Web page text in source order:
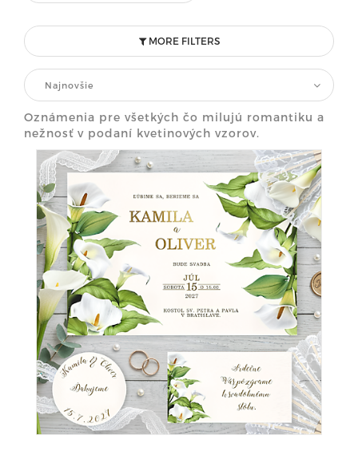
MORE FILTERS
Najnovšie
Oznámenia pre všetkých čo milujú romantiku a
nežnosť v podaní kvetinových vzorov.